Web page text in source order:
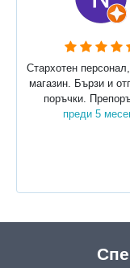
Стархотен
магазин. Бързи и
поръчки.
преди 5